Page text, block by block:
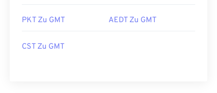
PKT Zu GMT AEDT Zu GMT
CST Zu GMT